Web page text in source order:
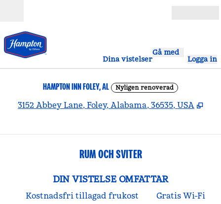
Dina vistelser
Gå med
Logga in
HAMPTON INN FOLEY, AL Nyligen renoverad
3152 Abbey Lane, Foley, Alabama, 36535, USA ,
RUM OCH SVITER
DIN VISTELSE OMFATTAR
Kostnadsfri tillagad frukost
Gratis Wi-Fi